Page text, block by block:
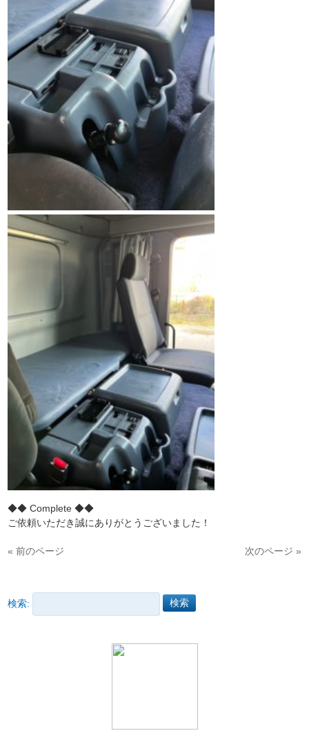
◆◆ Complete ◆◆
ご依頼いただき誠にありがとうございました！
« 前のページ 次のページ »
検索: